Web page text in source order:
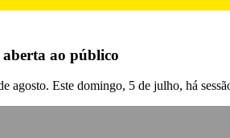
aberta ao público
agosto. Este domingo, 5 de julho, há